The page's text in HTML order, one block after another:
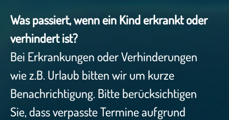
Was passiert, wenn ein Kind erkrankt oder
verhindert ist?
Bei Erkrankungen oder Verhinderungen
wie z.B. Urlaub bitten wir um kurze
Benachrichtigung. Bitte berücksichtigen
Sie, dass verpasste Termine aufgrund